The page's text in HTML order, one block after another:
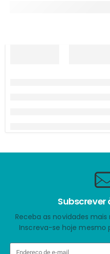
Subscrever
Receba as novidades
Inscreva-se hoje mesmo